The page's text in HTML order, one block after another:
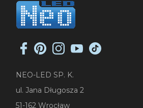
NEO-LED SP. K.
ul. Jana Długosza 2
51-162 Wrocław